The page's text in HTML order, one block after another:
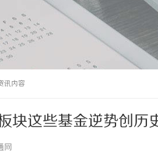
讯内容
块这些基金逆势创历
网